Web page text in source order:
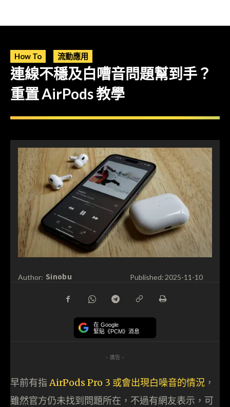
How To 流動應用
連線不穩及白嘈音問題幫到手？
重置 AirPods 教學
Author: Sinobu Published: 2025-11-10
在 Google
緊貼《PCM》消息
- 廣告 -
早前有指AirPods Pro 3 或會出現白噪音的情況 ，
雖然官方仍未找到問題所在，不過有網友表示，可